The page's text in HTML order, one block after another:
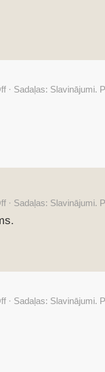
· Sadaļas: Slavinājumi.
· Sadaļas: Slavinājumi.
· Sadaļas: Slavinājumi.